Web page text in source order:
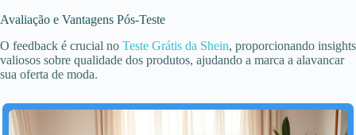
Avaliação e Vantagens Pós-Teste
O feedback é crucial no Teste Grátis da Shein, proporcionando insights
valiosos sobre qualidade dos produtos, ajudando a marca a alavancar
sua oferta de moda.